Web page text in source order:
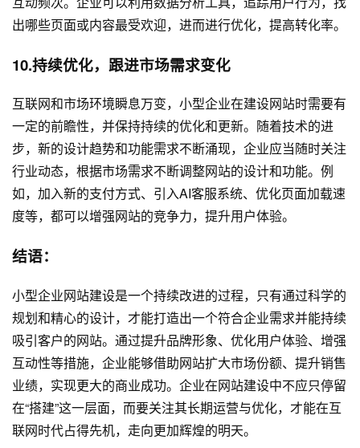
出哪些页面或内容最受欢迎，进而进行优化，提高转化率。
10.持续优化，跟进市场需求变化
互联网和市场环境瞬息万变，小型企业在建设网站时需要有
一定的前瞻性，并保持持续的优化和更新。随着技术的进
步，新的设计趋势和功能需求不断涌现，企业应当随时关注
行业动态，根据市场需求不断调整网站的设计和功能。例
如，加入新的支付方式、引入AI客服系统、优化页面加载速
度等，都可以增强网站的竞争力，提升用户体验。
结语：
小型企业网站建设是一个持续改进的过程，只有通过科学的
规划和精心的设计，才能打造出一个符合企业需求并能持续
吸引客户的网站。通过提升品牌形象、优化用户体验、增强
互动性等措施，企业能够借助网站扩大市场份额、提升销售
业绩，实现更大的商业成功。企业在网站建设中不应只停留
在“搭建”这一层面，而要关注其长期运营与优化，才能在互
联网时代占得先机，走向更加辉煌的明天。